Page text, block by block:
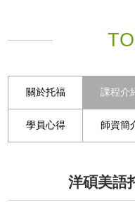
關於托福 課程介
學員心得 師資簡
洋碩美語